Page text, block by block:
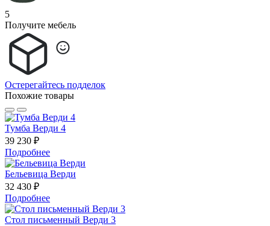
5
Получите мебель
Остерегайтесь подделок
Похожие товары
Тумба Верди 4
39 230 ₽
Подробнее
Бельевица Верди
32 430 ₽
Подробнее
Стол письменный Верди 3